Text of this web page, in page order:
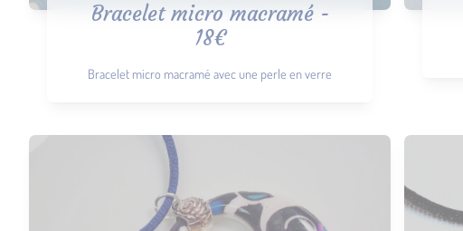
Bracelet micro macramé -
18€
Bracelet micro macramé avec une perle en verre